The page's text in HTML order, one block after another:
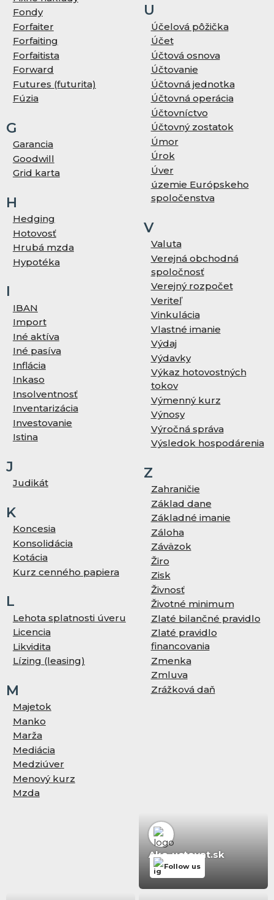
Fondy
Forfaiter
Forfaiting
Forfaitista
Forward
Futures (futurita)
Fúzia
G
Garancia
Goodwill
Grid karta
H
Hedging
Hotovosť
Hrubá mzda
Hypotéka
I
IBAN
Import
Iné aktíva
Iné pasíva
Inflácia
Inkaso
Insolventnosť
Inventarizácia
Investovanie
Istina
J
Judikát
K
Koncesia
Konsolidácia
Kotácia
Kurz cenného papiera
L
Lehota splatnosti úveru
Licencia
Likvidita
Lízing (leasing)
M
Majetok
Manko
Marža
Mediácia
Medziúver
Menový kurz
Mzda
U
Účelová pôžička
Účet
Účtová osnova
Účtovanie
Účtovná jednotka
Účtovná operácia
Účtovníctvo
Účtovný zostatok
Úmor
Úrok
Úver
územie Európskeho
spoločenstva
V
Valuta
Verejná obchodná
spoločnosť
Verejný rozpočet
Veriteľ
Vinkulácia
Vlastné imanie
Výdaj
Výdavky
Výkaz hotovostných
tokov
Výmenný kurz
Výnosy
Výročná správa
Výsledok hospodárenia
Z
Zahraničie
Základ dane
Základné imanie
Záloha
Záväzok
Žiro
Zisk
Živnosť
Životné minimum
Zlaté bilančné pravidlo
Zlaté pravidlo
financovania
Zmenka
Zmluva
Zrážková daň
Ako-uctovat.sk
Follow us